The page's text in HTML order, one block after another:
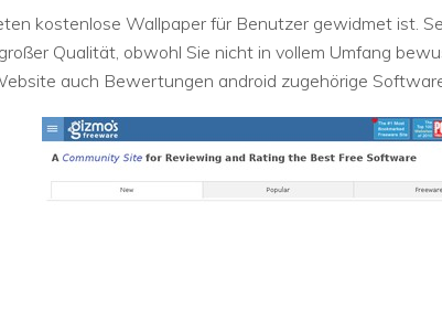
kostenlose Wallpaper für Benutzer gewidmet ist.
Qualität, obwohl Sie nicht in vollem Umfang
auch Bewertungen android zugehörige